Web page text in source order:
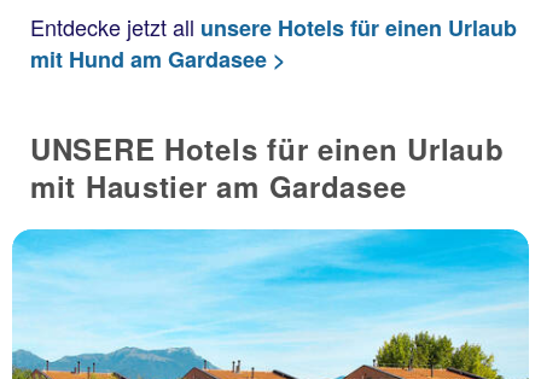
Entdecke jetzt all unsere Hotels für einen Urlaub
mit Hund am Gardasee >
UNSERE Hotels für einen Urlaub
mit Haustier am Gardasee